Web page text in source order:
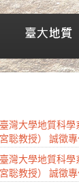
灣大學地質科
聡教授） 誠徵
灣大學地質科
聡教授） 誠徵